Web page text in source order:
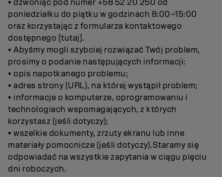
• dzwoniąc pod numer +58 52 20 250 od
poniedziałku do piątku w godzinach 8:00–15:00
oraz korzystając z formularza kontaktowego
dostępnego [tutaj].
• Abyśmy mogli szybciej rozwiązać Twój problem,
prosimy o podanie następujących informacji:
• opis napotkanego problemu;
• adres strony (URL), na której wystąpił problem;
• informacje o komputerze, oprogramowaniu i
technologiach wspomagających, z których
korzystasz (jeśli dotyczy);
• wszelkie dokumenty, zrzuty ekranu lub inne
materiały pomocnicze (jeśli dotyczy).Staramy się
odpowiadać na wszystkie zapytania w ciągu pięciu
dni roboczych.